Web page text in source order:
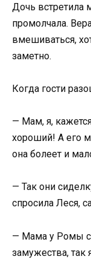
Дочь встретила
промолчала.
вмешиваться,
заметно.
Когда гости
— Мам, я,
хороший! А его
она болеет и
— Так они
спросила Леся,
— Мама у Ромы
замужества,